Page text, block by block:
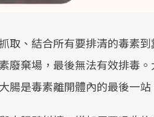
取、結合所有要排清的毒素
廢棄場，最後無法有效排毒
腸是毒素離開體內的最後一站